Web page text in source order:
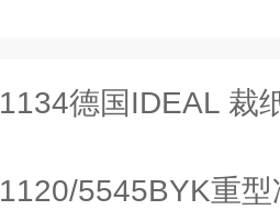
1134德国IDEAL 裁
1120/5545BYK重型